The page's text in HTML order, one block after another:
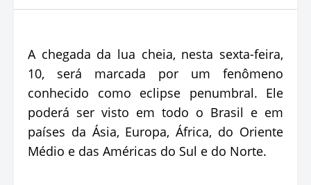
A chegada da lua cheia, nesta sexta-feira,
10, será marcada por um fenômeno
conhecido como eclipse penumbral. Ele
poderá ser visto em todo o Brasil e em
países da Ásia, Europa, África, do Oriente
Médio e das Américas do Sul e do Norte.